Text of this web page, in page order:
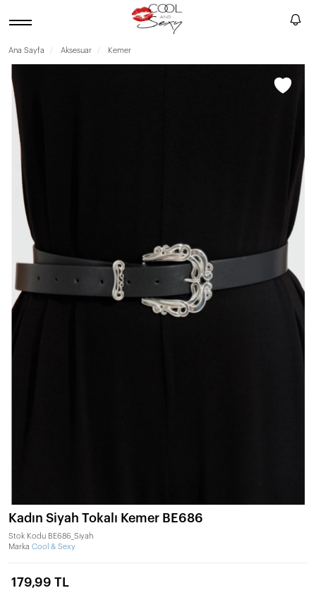
Ana Sayfa Aksesuar Kemer
Kadın Siyah Tokalı Kemer BE686
Stok Kodu BE686_Siyah
Marka Cool & Sexy
179,99 TL